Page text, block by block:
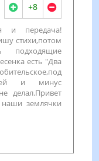
+8
и передача!
стихи,потом
есть "Два
ней и минус
делал.Привет
землячки